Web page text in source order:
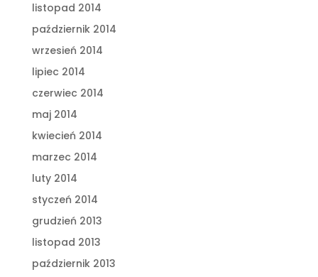
listopad 2014
październik 2014
wrzesień 2014
lipiec 2014
czerwiec 2014
maj 2014
kwiecień 2014
marzec 2014
luty 2014
styczeń 2014
grudzień 2013
listopad 2013
październik 2013